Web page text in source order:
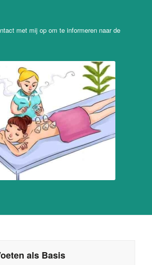
met mij op om te informeren naar de
als Basis